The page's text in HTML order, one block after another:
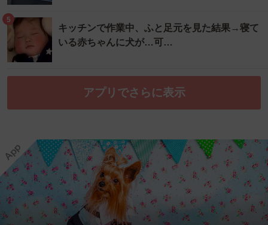
5
キッチンで作業中、ふと足元を見た結果→寝て
いる赤ちゃんに犬が…可…
アプリでさらに表示